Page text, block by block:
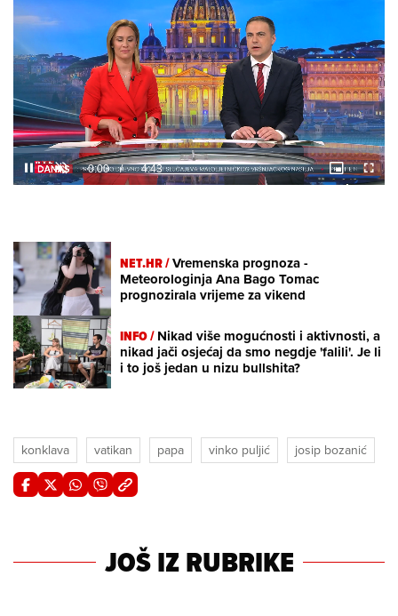
Unmute /
Loaded:
5.33%
NET.HR /Vremenska prognoza -
Meteorologinja Ana Bago Tomac
prognozirala vrijeme za vikend
INFO /Nikad više mogućnosti i aktivnosti, a
nikad jači osjećaj da smo negdje 'falili'. Je li
i to još jedan u nizu bullshita?
konklava vatikan papa vinko puljić josip bozanić
JOŠ IZ RUBRIKE